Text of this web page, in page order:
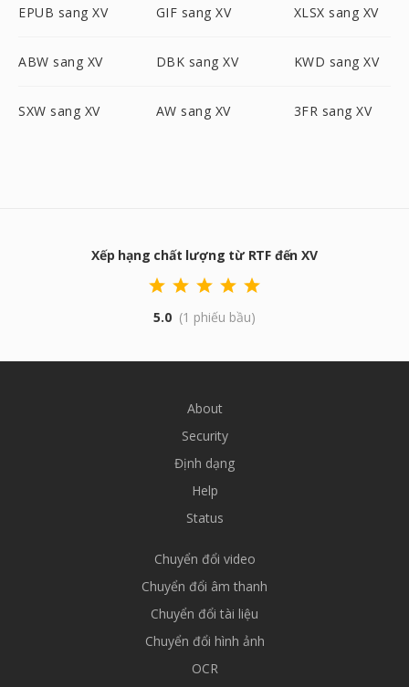
EPUB sang XV GIF sang XV XLSX sang XV
ABW sang XV DBK sang XV KWD sang XV
SXW sang XV AW sang XV 3FR sang XV
Xếp hạng chất lượng từ RTF đến XV
5.0 (1 phiếu bầu)
About
Security
Định dạng
Help
Status
Chuyển đổi video
Chuyển đổi âm thanh
Chuyển đổi tài liệu
Chuyển đổi hình ảnh
OCR